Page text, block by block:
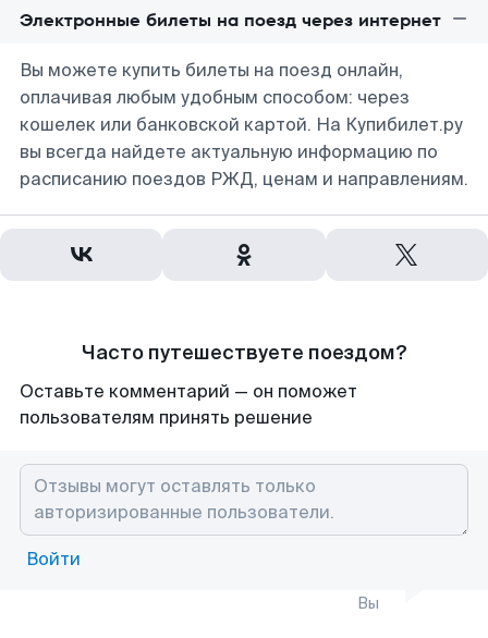
Электронные билеты на поезд через интернет
Вы можете купить билеты на поезд онлайн,
оплачивая любым удобным способом: через
кошелек или банковской картой. На Купибилет.ру
вы всегда найдете актуальную информацию по
расписанию поездов РЖД, ценам и направлениям.
Часто путешествуете поездом?
Оставьте комментарий — он поможет
пользователям принять решение
Войти
Вы